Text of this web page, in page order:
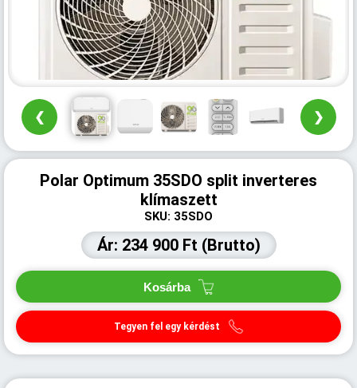
❮ ❯
Polar Optimum 35SDO split inverteres
klímaszett
SKU: 35SDO
Ár: 234 900 Ft (Brutto)
Kosárba
Tegyen fel egy kérdést